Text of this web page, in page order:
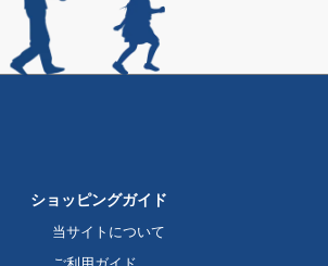
ショッピングガイド
当サイトについて